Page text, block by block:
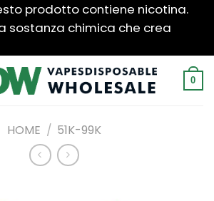
prodotto contiene nicotina.
sostanza chimica che crea
0
HOME / 51K-99K